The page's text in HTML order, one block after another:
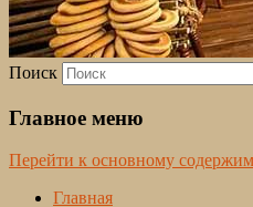
Поиск
Главное меню
Перейти к основному
Главная